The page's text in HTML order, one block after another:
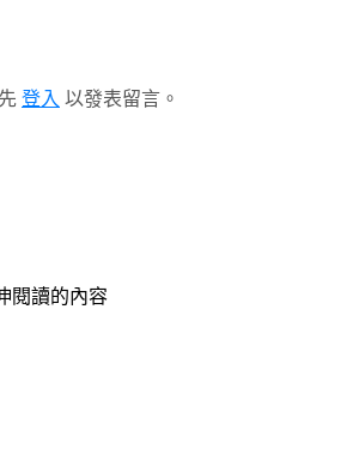
登入 以發表留言。
閱讀的內容